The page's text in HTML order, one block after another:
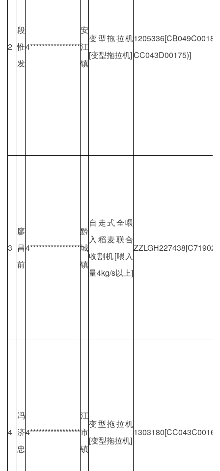
2
段
惟
发
4*****************
安
江
镇
变型拖拉机
[变型拖拉机]CC043D00175)]
3
廖
昌
前
4*****************
黔
城
镇
自走式全喂
入稻麦联合
收割机[喂入
量4kg/s以上]
4
冯
济
忠
4*****************
江
市
镇
变型拖拉机
[变型拖拉机]